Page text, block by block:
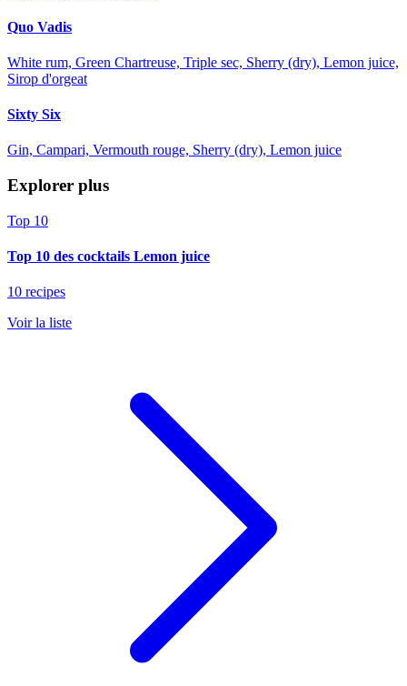
Quo Vadis
White rum, Green Chartreuse, Triple sec, Sherry (dry), Lemon juice,
Sirop d'orgeat
Sixty Six
Gin, Campari, Vermouth rouge, Sherry (dry), Lemon juice
Explorer plus
Top 10
Top 10 des cocktails Lemon juice
10 recipes
Voir la liste